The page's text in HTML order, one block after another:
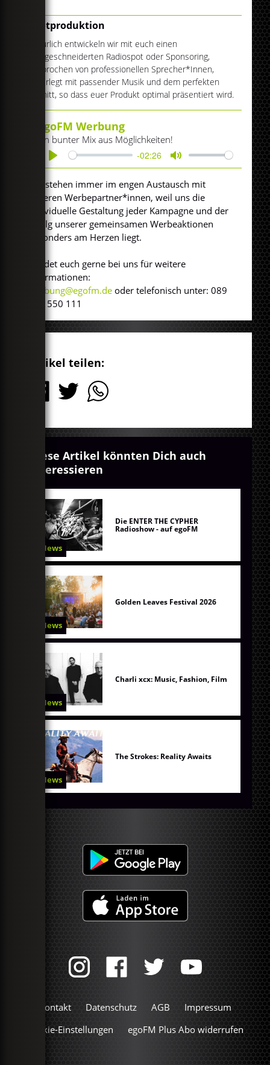
Spotproduktion
Natürlich entwickeln wir mit euch einen
maßgeschneiderten Radiospot oder Sponsoring,
gesprochen von professionellen Sprecher*Innen,
unterlegt mit passender Musik und dem perfekten
Schnitt, so dass euer Produkt optimal präsentiert wird.
egoFM Werbung
ein bunter Mix aus Möglichkeiten!
Play
-02:26
Mute
Wir stehen immer im engen Austausch mit
unseren Werbepartner*innen, weil uns die
individuelle Gestaltung jeder Kampagne und der
Erfolg unserer gemeinsamen Werbeaktionen
besonders am Herzen liegt.
Meldet euch gerne bei uns für weitere
Informationen:
werbung@egofm.de oder telefonisch unter: 089
360 550 111
Artikel teilen:
Diese Artikel könnten Dich auch
interessieren
News
Die ENTER THE CYPHER
Radioshow - auf egoFM
News
Golden Leaves Festival 2026
News
Charli xcx: Music, Fashion, Film
News
The Strokes: Reality Awaits
Kontakt Datenschutz AGB
Impressum
Cookie-Einstellungen
egoFM Plus Abo widerrufen